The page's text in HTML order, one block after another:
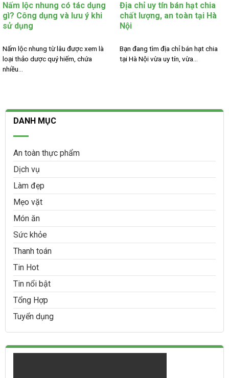
Nấm lộc nhung có tác dụng
gì? Công dụng và lưu ý khi
sử dụng
Nấm lộc nhung từ lâu được xem là
loại thảo dược quý hiếm, chứa
nhiều...
Địa chỉ uy tín bán hạt chia
chất lượng, an toàn tại Hà
Nội
Bạn đang tìm địa chỉ bán hạt chia
tại Hà Nội vừa uy tín, vừa...
DANH MỤC
An toàn thực phẩm
Dịch vụ
Làm đẹp
Mẹo vặt
Món ăn
Sức khỏe
Thanh toán
Tin Hot
Tin nổi bật
Tổng Hợp
Tuyển dụng